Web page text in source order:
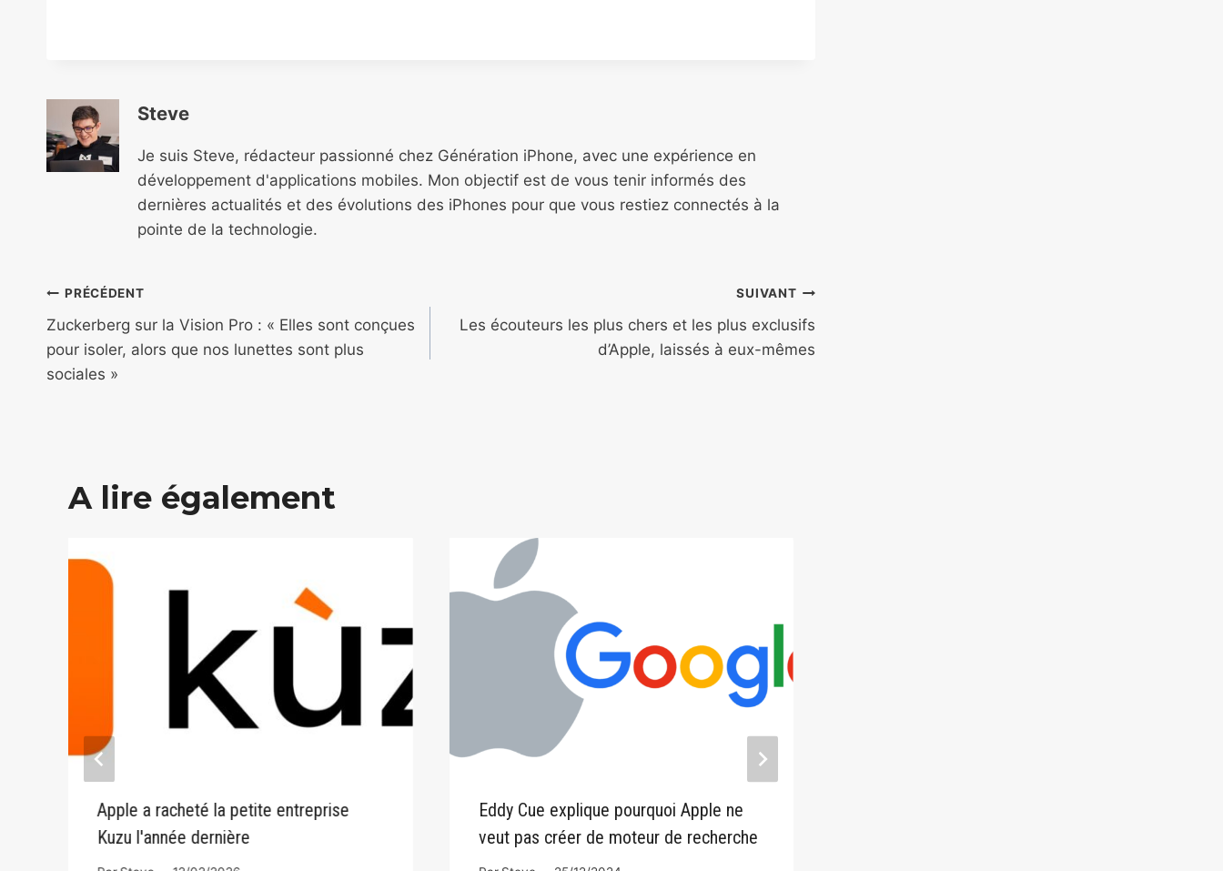
Steve
Je suis Steve, rédacteur passionné chez Génération iPhone, avec une expérience en
développement d'applications mobiles. Mon objectif est de vous tenir informés des
dernières actualités et des évolutions des iPhones pour que vous restiez connectés à la
pointe de la technologie.
Navigation
de
l’article
PRÉCÉDENT
Zuckerberg sur la Vision Pro : « Elles sont conçues
pour isoler, alors que nos lunettes sont plus
sociales »
SUIVANT
Les écouteurs les plus chers et les plus exclusifs
d’Apple, laissés à eux-mêmes
A lire également
Apple a racheté la petite entreprise
Kuzu l'année dernière
Eddy Cue explique pourquoi Apple ne
veut pas créer de moteur de recherche